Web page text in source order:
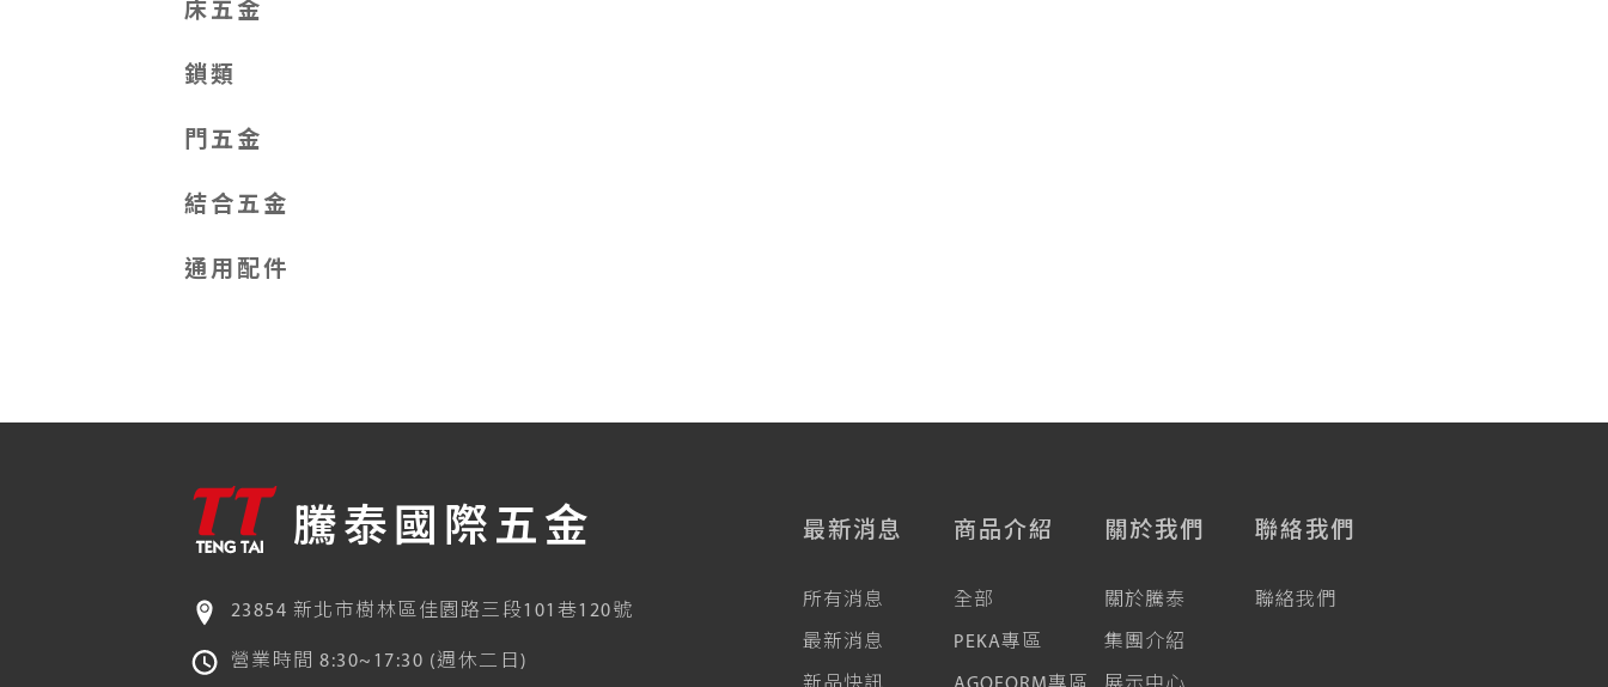
床五金
鎖類
門五金
結合五金
通用配件
騰泰國際五金
23854 新北市樹林區佳園路三段101巷120號
營業時間 8:30~17:30 (週休二日)
最新消息
所有消息
最新消息
商品介紹
全部
PEKA專區
關於我們
關於騰泰
集團介紹
聯絡我們
聯絡我們